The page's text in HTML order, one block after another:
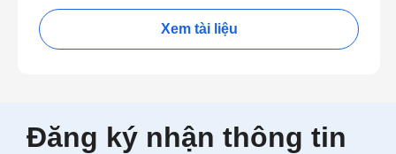
Xem tài liệu
Đăng ký nhận thông tin